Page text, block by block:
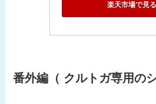
楽天市場で見る
番外編（ クルトガ専用の